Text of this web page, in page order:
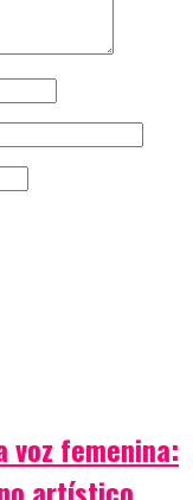
voz femenina: